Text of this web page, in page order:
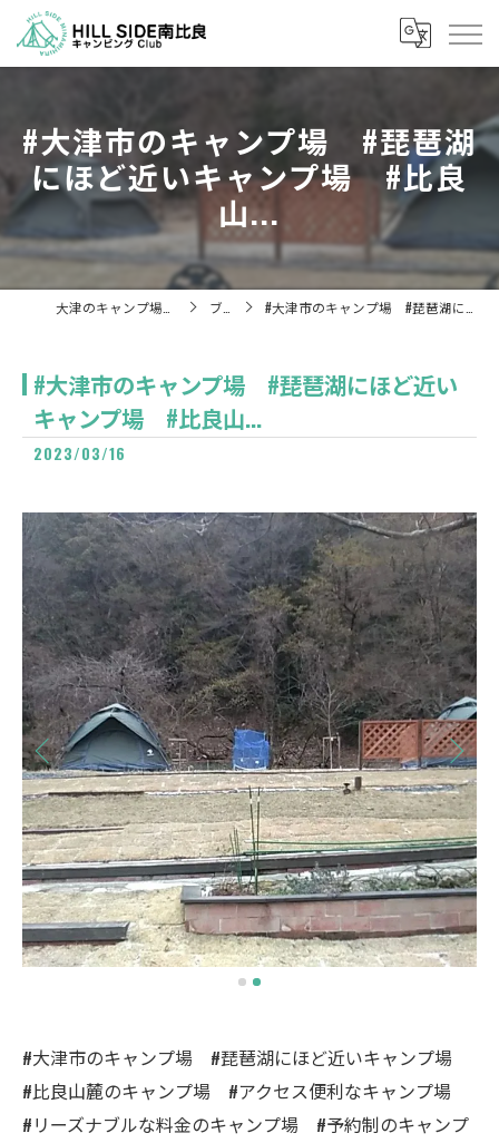
#大津市のキャンプ場 #琵琶湖
にほど近いキャンプ場 #比良
山...
ブログ #大津市のキャンプ場 #琵琶湖にほど近いキャンプ場 #比良山...
#大津市のキャンプ場 #琵琶湖にほど近い
キャンプ場 #比良山...
2023/03/16
#大津市のキャンプ場 #琵琶湖にほど近いキャンプ場
#比良山麓のキャンプ場 #アクセス便利なキャンプ場
#リーズナブルな料金のキャンプ場 #予約制のキャンプ